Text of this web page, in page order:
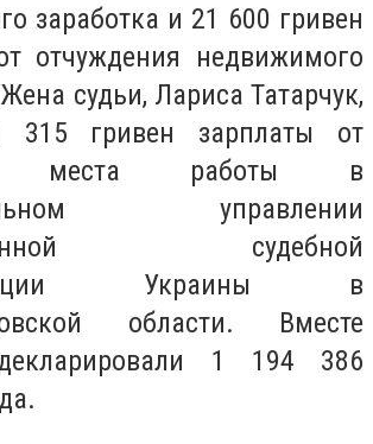
заработка и 21 600 гривен
отчуждения недвижимого
судьи, Лариса Татарчук,
315 гривен зарплаты от
места работы в
управлении
судебной
Украины в
области. Вместе
1 194 386